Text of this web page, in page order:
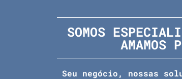
SOMOS
AMAMOS
Seu negócio, nossas